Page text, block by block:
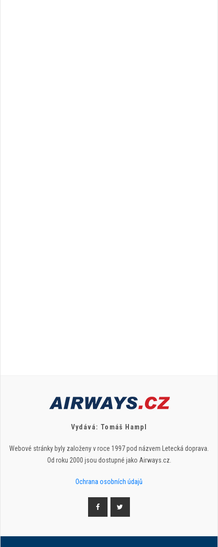
Vydává: Tomáš Hampl
Webové stránky byly založeny v roce 1997 pod názvem Letecká doprava.
Od roku 2000 jsou dostupné jako Airways.cz.
Ochrana osobních údajů